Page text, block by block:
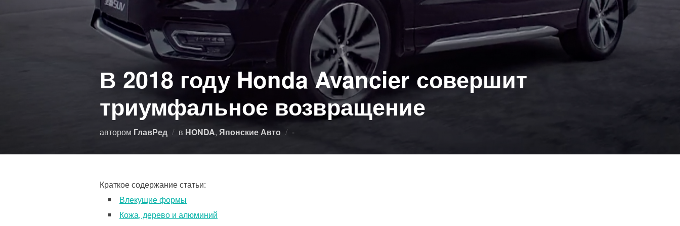
В 2018 году Honda Avancier совершит
триумфальное возвращение
автором ГлавРед в HONDA, Японские Авто -Опубликовано
Краткое содержание статьи:
Влекущие формы
Кожа, дерево и алюминий